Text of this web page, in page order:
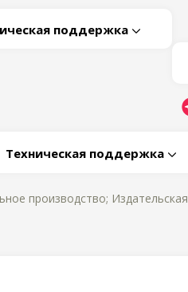
поддержка
Техническая поддержка
производство;